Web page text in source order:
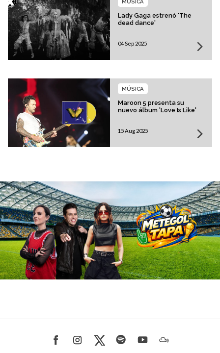
Lady Gaga estrenó 'The
dead dance'
04 Sep 2025
Maroon 5 presenta su
nuevo álbum 'Love Is Like'
MÚSICA
15 Aug 2025